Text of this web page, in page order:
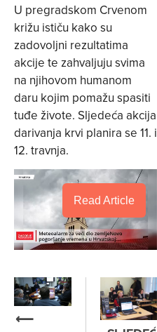
U pregradskom Crvenom
križu ističu kako su
zadovoljni rezultatima
akcije te zahvaljuju svima
na njihovom humanom
daru kojim pomažu spasiti
tuđe živote. Sljedeća akcija
darivanja krvi planira se 11. i
12. travnja.
Read Article
⟵